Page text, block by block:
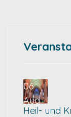
06
Aug.
Heil- und